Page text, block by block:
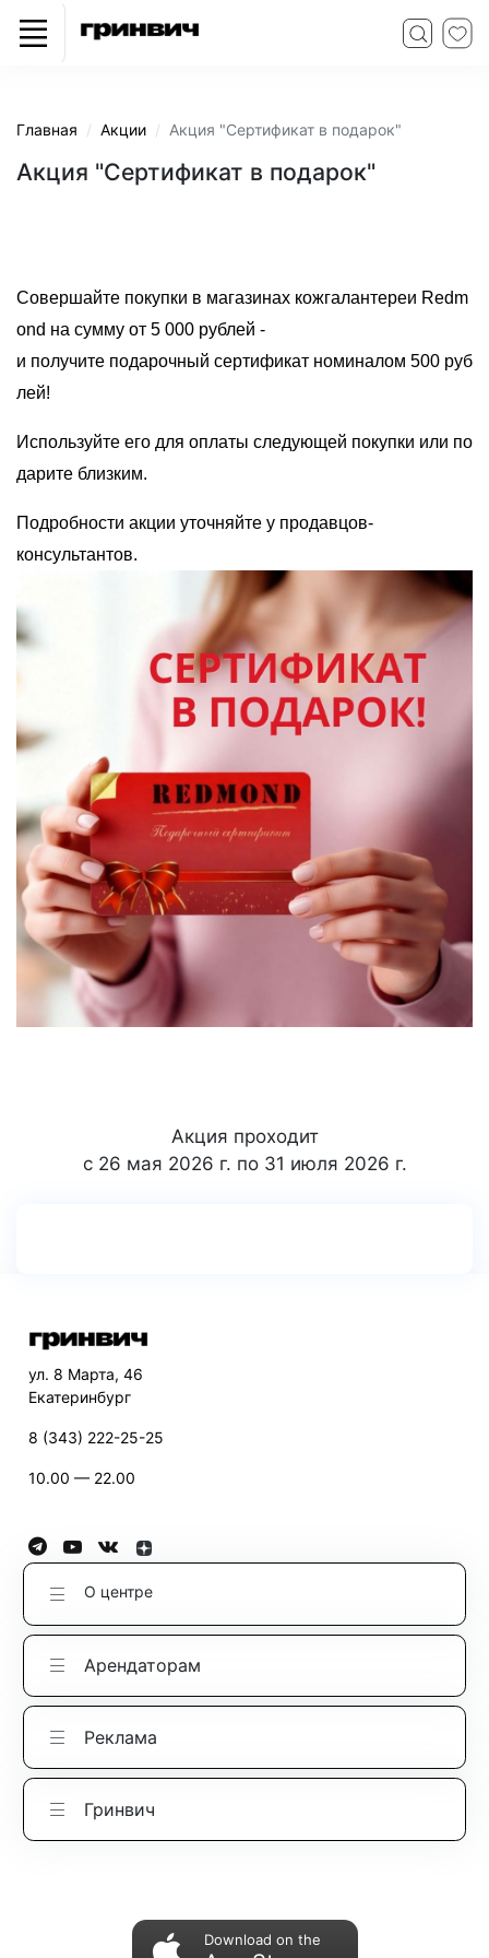
Главная Акции Акция "Сертификат в подарок"
Акция "Сертификат в подарок"
Совершайте покупки в магазинах кожгалантереи Redm
ond на сумму от 5 000 рублей -
и получите подарочный сертификат номиналом 500 руб
лей!
Используйте его для оплаты следующей покупки или по
дарите близким.
Подробности акции уточняйте у продавцов-
консультантов.
Акция проходит
с 26 мая 2026 г. по 31 июля 2026 г.
ул. 8 Марта, 46
Екатеринбург
8 (343) 222-25-25
10.00 — 22.00
О центре
Арендаторам
Реклама
Гринвич
Download on the